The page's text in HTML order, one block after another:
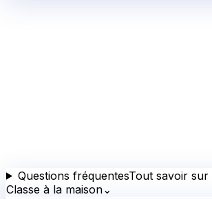
Questions fréquentesTout savoir sur
Classe à la maison⌄